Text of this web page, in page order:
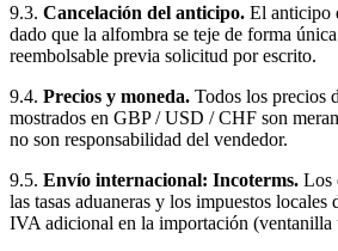
9.3. Cancelación del anticipo. El anticipo
dado que la alfombra se teje de forma
reembolsable previa solicitud por escrito.
9.4. Precios y moneda. Todos los precios
mostrados en GBP / USD / CHF son
no son responsabilidad del vendedor.
9.5. Envío internacional: Incoterms. Los
las tasas aduaneras y los impuestos
IVA adicional en la importación (ventanilla